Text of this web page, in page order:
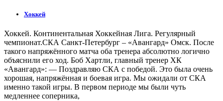
Хоккей
Хоккей. Континентальная Хоккейная Лига. Регулярный
чемпионат.СКА Санкт-Петербург – «Авангард» Омск. После
такого напряжённого матча оба тренера абсолютно логично
объяснили его ход. Боб Хартли, главный тренер ХК
«Авангард»: — Поздравляю СКА с победой. Это была очень
хорошая, напряжённая и боевая игра. Мы ожидали от СКА
именно такой игры. В первом периоде мы были чуть
медленнее соперника,